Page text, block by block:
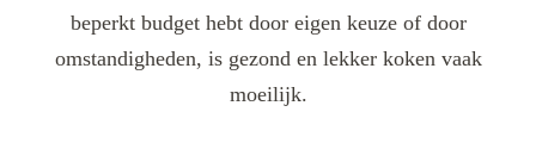
beperkt budget hebt door eigen keuze of door
omstandigheden, is gezond en lekker koken vaak
moeilijk.